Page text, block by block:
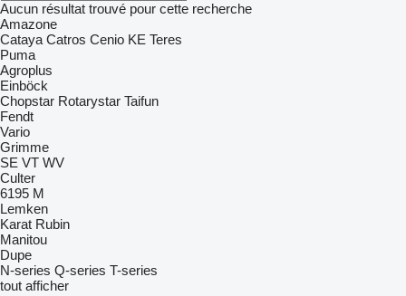
Aucun résultat trouvé pour cette recherche
Amazone
Cataya Catros Cenio KE Teres
Puma
Agroplus
Einböck
Chopstar Rotarystar Taifun
Fendt
Vario
Grimme
SE VT WV
Culter
6195 M
Lemken
Karat Rubin
Manitou
Dupe
N-series Q-series T-series
tout afficher